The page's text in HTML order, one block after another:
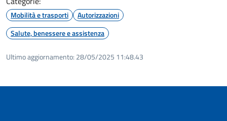
Mobilità e trasporti
Autorizzazioni
Salute, benessere e assistenza
Ultimo aggiornamento: 28/05/2025 11:48.43